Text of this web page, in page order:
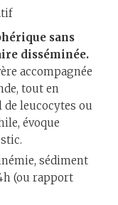
sans
disséminée.
accompagnée
tout en
leucocytes ou
évoque
sédiment
(ou rapport